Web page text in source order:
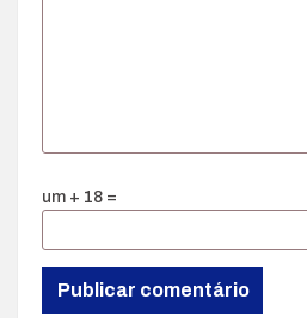
um + 18 =